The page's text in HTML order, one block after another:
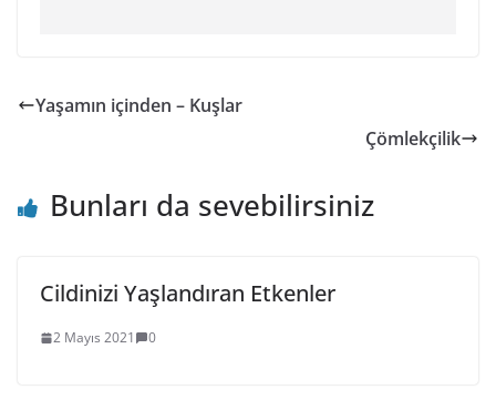
Yaşamın içinden – Kuşlar
Çömlekçilik
Bunları da sevebilirsiniz
Cildinizi Yaşlandıran Etkenler
2 Mayıs 2021 0